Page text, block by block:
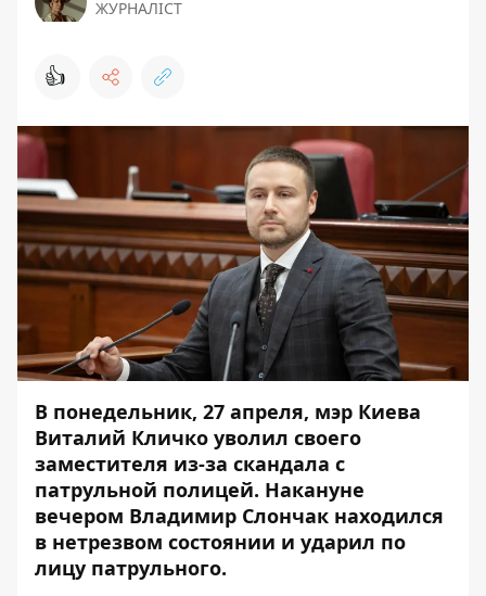
ЖУРНАЛІСТ
👍
В понедельник, 27 апреля, мэр Киева
Виталий Кличко уволил своего
заместителя из-за скандала с
патрульной полицей. Накануне
вечером Владимир Слончак находился
в нетрезвом состоянии и ударил по
лицу патрульного.